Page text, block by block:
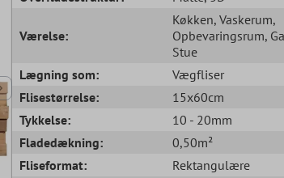
Værelse:
Køkken, Vaskerum,
Opbevaringsrum,
Stue
Lægning som:
Vægfliser
Flisestørrelse:
15x60cm
Tykkelse:
10 - 20mm
Fladedækning:
0,50m²
Fliseformat:
Rektangulære